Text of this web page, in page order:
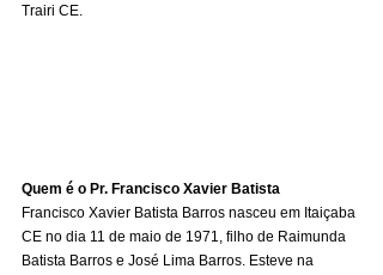
Trairi CE.
Quem é o Pr. Francisco Xavier Batista
Francisco Xavier Batista Barros nasceu em Itaiçaba
CE no dia 11 de maio de 1971, filho de Raimunda
Batista Barros e José Lima Barros. Esteve na